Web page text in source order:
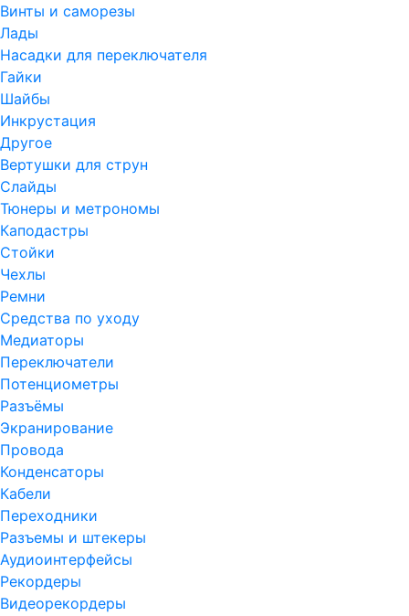
Винты и саморезы
Лады
Насадки для переключателя
Гайки
Шайбы
Инкрустация
Другое
Вертушки для струн
Слайды
Тюнеры и метрономы
Каподастры
Стойки
Чехлы
Ремни
Средства по уходу
Медиаторы
Переключатели
Потенциометры
Разъёмы
Экранирование
Провода
Конденсаторы
Кабели
Переходники
Разъемы и штекеры
Аудиоинтерфейсы
Рекордеры
Видеорекордеры